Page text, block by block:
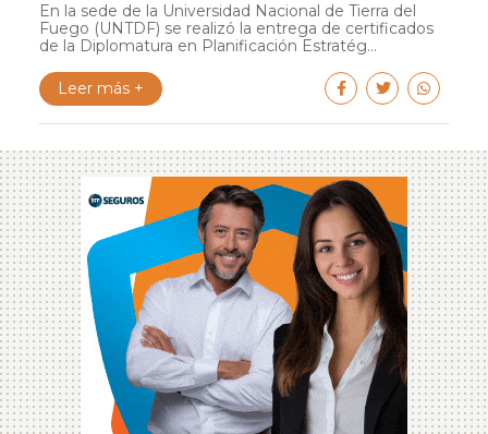
En la sede de la Universidad Nacional de Tierra del
Fuego (UNTDF) se realizó la entrega de certificados
de la Diplomatura en Planificación Estratég...
Leer más +